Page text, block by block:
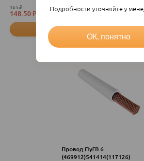
165₽
148.50₽
78₽
70.20 ₽
Провод ПуГВ 6
(469912)541414(117126)
Подробности уточняйте у
ОК, понятно